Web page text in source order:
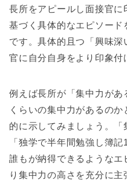
長所をアピールし面接官に
基づく具体的なエピソード
です。具体的且つ「興味
官に自分自身をより印象付
例えば長所が「集中力が
くらいの集中力があるの
的に示してみましょう。
「独学で半年間勉強し簿
誰もが納得できるようなエ
り集中力の高さを充分に主